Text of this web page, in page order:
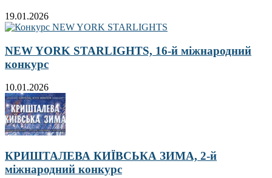
19.01.2026
NEW YORK STARLIGHTS, 16-й міжнародний
конкурс
10.01.2026
КРИШТАЛЕВА КИЇВСЬКА ЗИМА, 2-й
міжнародний конкурс